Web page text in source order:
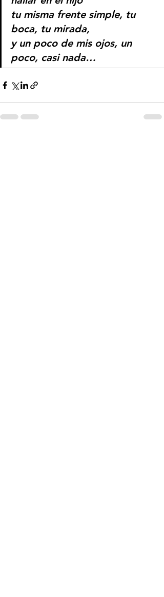
tu misma frente simple, tu
boca, tu mirada,
y un poco de mis ojos, un
poco, casi nada…